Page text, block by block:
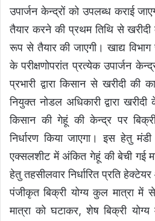
उपार्जन केन्द्रों को उपलब्ध कराई
तैयार करने की प्रथम तिथि से
रूप से तैयार की जाएगी। खाद्य
के परीक्षणोपरांत प्रत्येक उपार्जन
प्रभारी द्वारा किसान से खरीदी की
नियुक्त नोडल अधिकारी द्वारा
किसान की गेहूं की केन्द्र पर
निर्धारण किया जाएगा। इस हेतु
एक्सलशीट में अंकित गेहूं की बेची गई
हेतु तहसीलवार निर्धारित प्रति
पंजीकृत बिक्री योग्य कुल मात्रा में
मात्रा को घटाकर, शेष बिक्री योग्य